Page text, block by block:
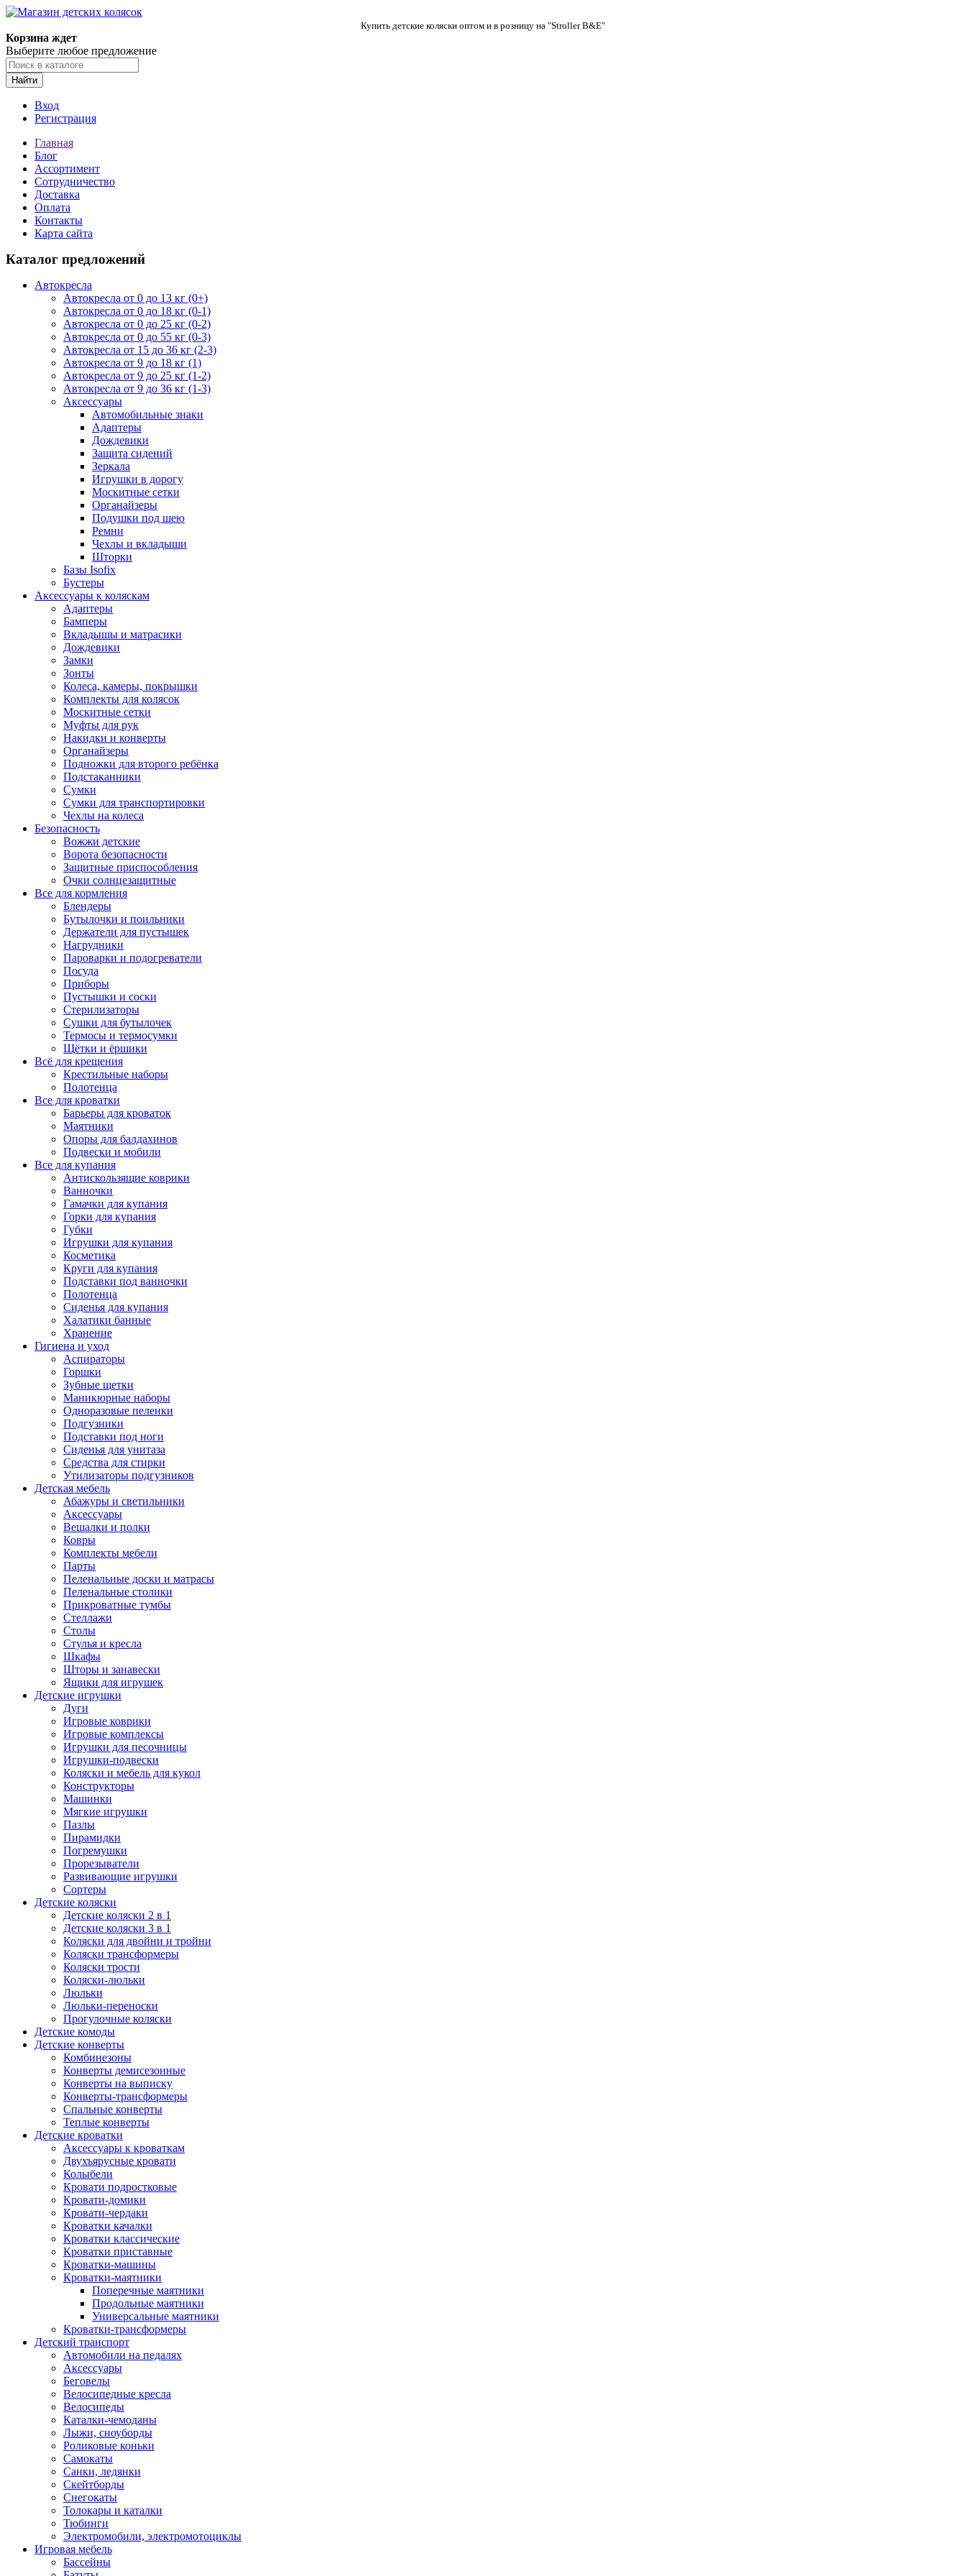
Купить детские коляски оптом и в розницу на "Stroller B&E"
Корзина ждет
Выберите любое предложение
Найти
Вход
Регистрация
Главная
Блог
Ассортимент
Сотрудничество
Доставка
Оплата
Контакты
Карта сайта
Каталог предложений
Автокресла
Автокресла от 0 до 13 кг (0+)
Автокресла от 0 до 18 кг (0-1)
Автокресла от 0 до 25 кг (0-2)
Автокресла от 0 до 55 кг (0-3)
Автокресла от 15 до 36 кг (2-3)
Автокресла от 9 до 18 кг (1)
Автокресла от 9 до 25 кг (1-2)
Автокресла от 9 до 36 кг (1-3)
Аксессуары
Автомобильные знаки
Адаптеры
Дождевики
Защита сидений
Зеркала
Игрушки в дорогу
Москитные сетки
Органайзеры
Подушки под шею
Ремни
Чехлы и вкладыши
Шторки
Базы Isofix
Бустеры
Аксессуары к коляскам
Адаптеры
Бамперы
Вкладышы и матрасики
Дождевики
Замки
Зонты
Колеса, камеры, покрышки
Комплекты для колясок
Москитные сетки
Муфты для рук
Накидки и конверты
Органайзеры
Подножки для второго ребёнка
Подстаканники
Сумки
Сумки для транспортировки
Чехлы на колеса
Безопасность
Вожжи детские
Ворота безопасности
Защитные приспособления
Очки солнцезащитные
Все для кормления
Блендеры
Бутылочки и поильники
Держатели для пустышек
Нагрудники
Пароварки и подогреватели
Посуда
Приборы
Пустышки и соски
Стерилизаторы
Сушки для бутылочек
Термосы и термосумки
Щётки и ёршики
Всё для крещения
Крестильные наборы
Полотенца
Все для кроватки
Барьеры для кроваток
Маятники
Опоры для балдахинов
Подвески и мобили
Все для купания
Антискользящие коврики
Ванночки
Гамачки для купания
Горки для купания
Губки
Игрушки для купания
Косметика
Круги для купания
Подставки под ванночки
Полотенца
Сиденья для купания
Халатики банные
Хранение
Гигиена и уход
Аспираторы
Горшки
Зубные щетки
Маникюрные наборы
Одноразовые пеленки
Подгузники
Подставки под ноги
Сиденья для унитаза
Средства для стирки
Утилизаторы подгузников
Детская мебель
Абажуры и светильники
Аксессуары
Вешалки и полки
Ковры
Комплекты мебели
Парты
Пеленальные доски и матрасы
Пеленальные столики
Прикроватные тумбы
Стеллажи
Столы
Стулья и кресла
Шкафы
Шторы и занавески
Ящики для игрушек
Детские игрушки
Дуги
Игровые коврики
Игровые комплексы
Игрушки для песочницы
Игрушки-подвески
Коляски и мебель для кукол
Конструкторы
Машинки
Мягкие игрушки
Пазлы
Пирамидки
Погремушки
Прорезыватели
Развивающие игрушки
Сортеры
Детские коляски
Детские коляски 2 в 1
Детские коляски 3 в 1
Коляски для двойни и тройни
Коляски трансформеры
Коляски трости
Коляски-люльки
Люльки
Люльки-переноски
Прогулочные коляски
Детские комоды
Детские конверты
Комбинезоны
Конверты демисезонные
Конверты на выписку
Конверты-трансформеры
Спальные конверты
Теплые конверты
Детские кроватки
Аксессуары к кроваткам
Двухъярусные кровати
Колыбели
Кровати подростковые
Кровати-домики
Кровати-чердаки
Кроватки качалки
Кроватки классические
Кроватки приставные
Кроватки-машины
Кроватки-маятники
Поперечные маятники
Продольные маятники
Универсальные маятники
Кроватки-трансформеры
Детский транспорт
Автомобили на педалях
Аксессуары
Беговелы
Велосипедные кресла
Велосипеды
Каталки-чемоданы
Лыжи, сноуборды
Роликовые коньки
Самокаты
Санки, ледянки
Скейтборды
Снегокаты
Толокары и каталки
Тюбинги
Электромобили, электромотоциклы
Игровая мебель
Бассейны